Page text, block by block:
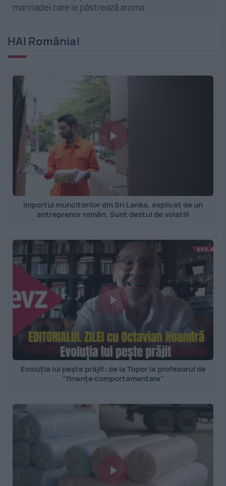
marinadei care le păstrează aroma
HAI România!
Importul muncitorilor din Sri Lanka, explicat de un
antreprenor român. Sunt destul de volatili
Evoluția lui pește prăjit: de la Topor la profesorul de
”finanțe comportamentale”